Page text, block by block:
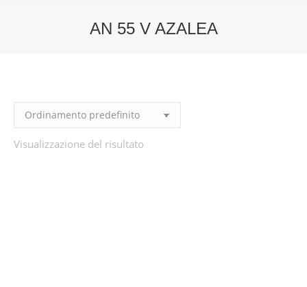
AN 55 V AZALEA
Visualizzazione del risultato